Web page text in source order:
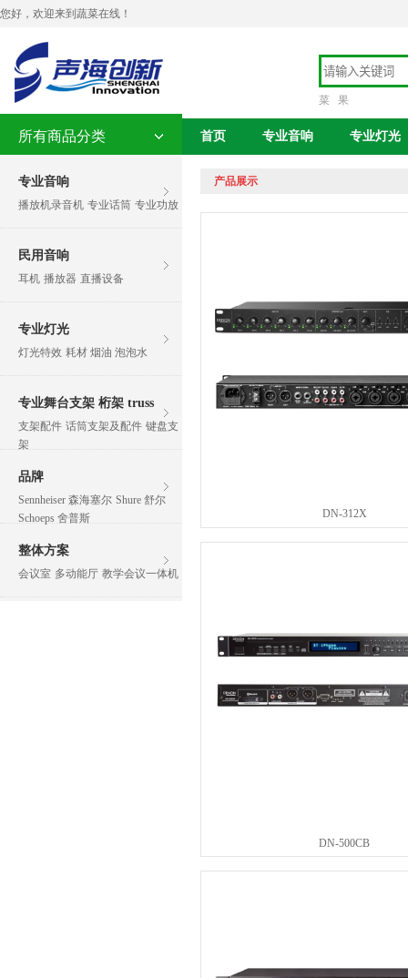
您好，欢迎来到蔬菜在线！
菜 果
所有商品分类
专业音响
播放机录音机 专业话筒 专业功放
民用音响
耳机 播放器 直播设备
专业灯光
灯光特效 耗材 烟油 泡泡水
专业舞台支架 桁架 truss
支架配件 话筒支架及配件 键盘支
架
品牌
Sennheiser 森海塞尔 Shure 舒尔
Schoeps 舍普斯
整体方案
会议室 多动能厅 教学会议一体机
首页 专业音响 专业灯光
产品展示
DN-312X
DN-500CB